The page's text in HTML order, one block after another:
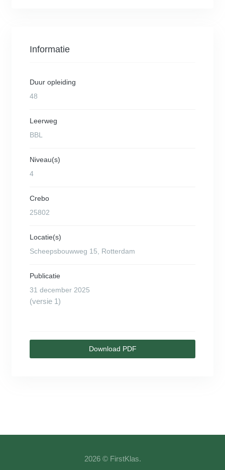
Informatie
Duur opleiding
48
Leerweg
BBL
Niveau(s)
4
Crebo
25802
Locatie(s)
Scheepsbouwweg 15, Rotterdam
Publicatie
31 december 2025
(versie 1)
Download PDF
2026 © FirstKlas.